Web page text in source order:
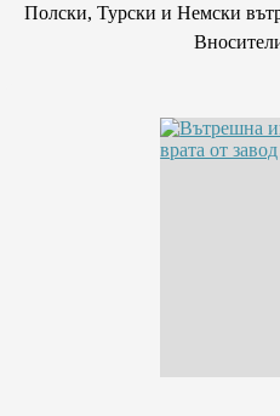
Полски, Турски и Немски